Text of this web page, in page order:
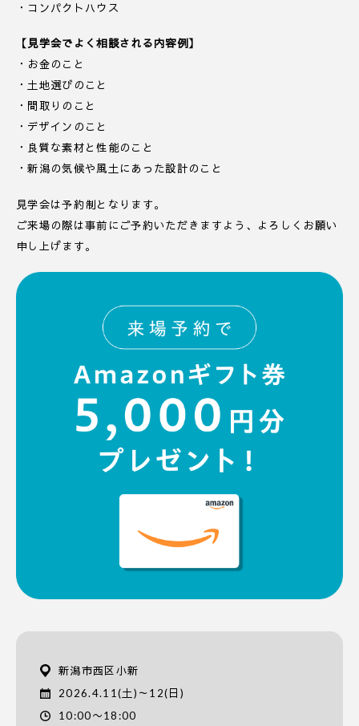
・コンパクトハウス
【見学会でよく相談される内容例】
・お金のこと
・土地選びのこと
・間取りのこと
・デザインのこと
・良質な素材と性能のこと
・新潟の気候や風土にあった設計のこと
見学会は予約制となります。
ご来場の際は事前にご予約いただきますよう、よろしくお願い
申し上げます。
新潟市西区小新
2026.4.11(土)～12(日)
10:00〜18:00